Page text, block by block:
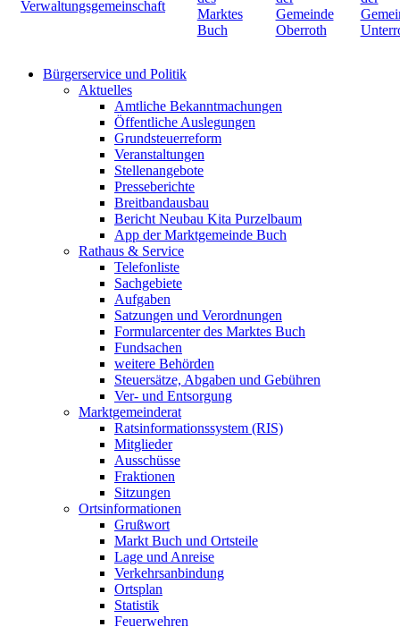
Bürgerservice und Politik
Aktuelles
Amtliche Bekanntmachungen
Öffentliche Auslegungen
Grundsteuerreform
Veranstaltungen
Stellenangebote
Presseberichte
Breitbandausbau
Bericht Neubau Kita Purzelbaum
App der Marktgemeinde Buch
Rathaus & Service
Telefonliste
Sachgebiete
Aufgaben
Satzungen und Verordnungen
Formularcenter des Marktes Buch
Fundsachen
weitere Behörden
Steuersätze, Abgaben und Gebühren
Ver- und Entsorgung
Marktgemeinderat
Ratsinformationssystem (RIS)
Mitglieder
Ausschüsse
Fraktionen
Sitzungen
Ortsinformationen
Grußwort
Markt Buch und Ortsteile
Lage und Anreise
Verkehrsanbindung
Ortsplan
Statistik
Feuerwehren